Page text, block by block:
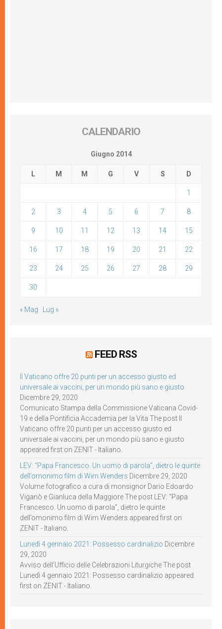
CALENDARIO
Giugno 2014
L M M G V S D
1
2 3 4 5 6 7 8
9 10 11 12 13 14 15
16 17 18 19 20 21 22
23 24 25 26 27 28 29
30
« Mag Lug »
FEED RSS
Il Vaticano offre 20 punti per un accesso giusto ed
universale ai vaccini, per un mondo più sano e giusto
Dicembre 29, 2020
Comunicato Stampa della Commissione Vaticana Covid-
19 e della Pontificia Accademia per la Vita The post Il
Vaticano offre 20 punti per un accesso giusto ed
universale ai vaccini, per un mondo più sano e giusto
appeared first on ZENIT - Italiano.
LEV: “Papa Francesco. Un uomo di parola”, dietro le quinte
dell’omonimo film di Wim Wenders Dicembre 29, 2020
Volume fotografico a cura di monsignor Dario Edoardo
Viganò e Gianluca della Maggiore The post LEV: “Papa
Francesco. Un uomo di parola”, dietro le quinte
dell’omonimo film di Wim Wenders appeared first on
ZENIT - Italiano.
Lunedì 4 gennaio 2021: Possesso cardinalizio Dicembre
29, 2020
Avviso dell’Ufficio delle Celebrazioni Liturgiche The post
Lunedì 4 gennaio 2021: Possesso cardinalizio appeared
first on ZENIT - Italiano.